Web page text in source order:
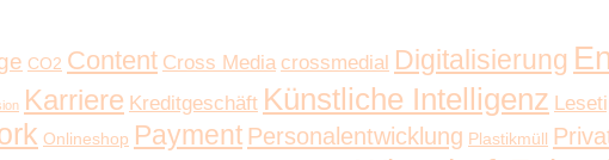
CO2 Content Cross Media crossmedial Digitalisierung
Karriere Kreditgeschäft Künstliche Intelligenz
Onlineshop Payment Personalentwicklung Plastikmüll